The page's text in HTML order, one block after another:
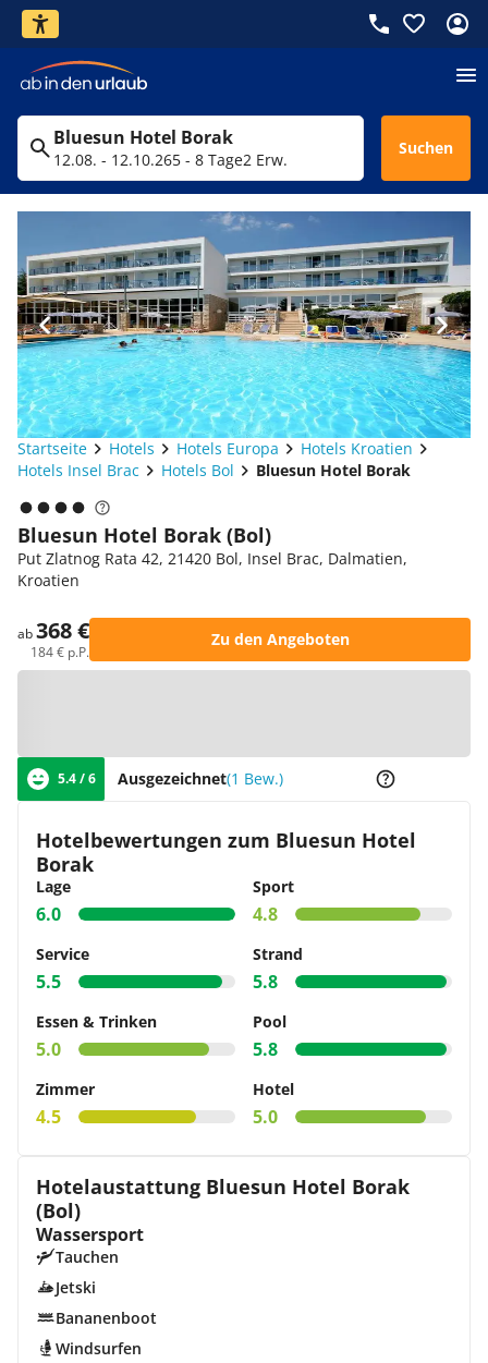
Bluesun Hotel Borak
12.08. - 12.10.265 - 8 Tage2 Erw.
Suchen
Startseite Hotels Hotels Europa
Hotels Kroatien
Hotels Insel Brac
Hotels Bol Bluesun Hotel Borak
Bluesun Hotel Borak (Bol)
Put Zlatnog Rata 42, 21420 Bol, Insel Brac, Dalmatien,
Kroatien
ab368 €
184 € p.P.
Zu den Angeboten
5.4 / 6 Ausgezeichnet(1 Bew.)
Hotelbewertungen zum Bluesun Hotel
Borak
Lage
6.0
Sport
4.8
Service
5.5
Strand
5.8
Essen & Trinken
5.0
Pool
5.8
Zimmer
4.5
Hotel
5.0
Hotelaustattung Bluesun Hotel Borak
(Bol)
Wassersport
Tauchen
Jetski
Bananenboot
Windsurfen